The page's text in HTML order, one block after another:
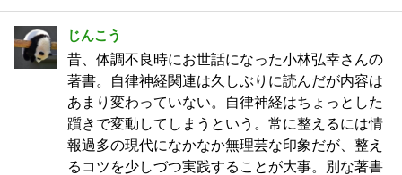
じんこう
昔、体調不良時にお世話になった小林弘幸さんの
著書。自律神経関連は久しぶりに読んだが内容は
あまり変わっていない。自律神経はちょっとした
躓きで変動してしまうという。常に整えるには情
報過多の現代になかなか無理芸な印象だが、整え
るコツを少しづつ実践することが大事。別な著書